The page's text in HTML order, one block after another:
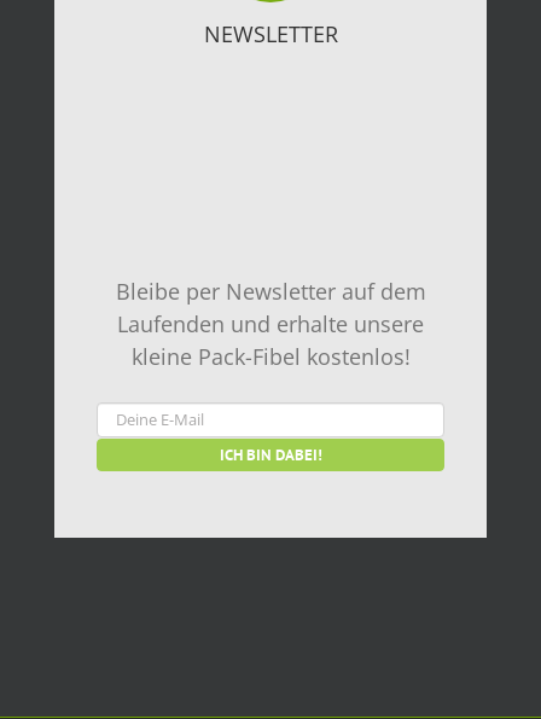
NEWSLETTER
Bleibe per Newsletter auf dem
Laufenden und erhalte unsere
kleine Pack-Fibel kostenlos!